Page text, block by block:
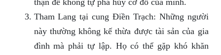
thận để không tự phá hủy cơ đồ của mình.
Tham Lang tại cung Điền Trạch: Những người
này thường không kế thừa được tài sản của gia
đình mà phải tự lập. Họ có thể gặp khó khăn